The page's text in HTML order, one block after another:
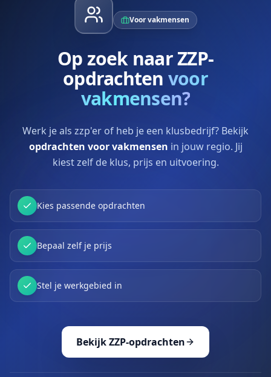
Voor vakmensen
Op zoek naar ZZP-
opdrachten voor
vakmensen?
Werk je als zzp'er of heb je een klusbedrijf? Bekijk
opdrachten voor vakmensen in jouw regio. Jij
kiest zelf de klus, prijs en uitvoering.
Kies passende opdrachten
Bepaal zelf je prijs
Stel je werkgebied in
Bekijk ZZP-opdrachten